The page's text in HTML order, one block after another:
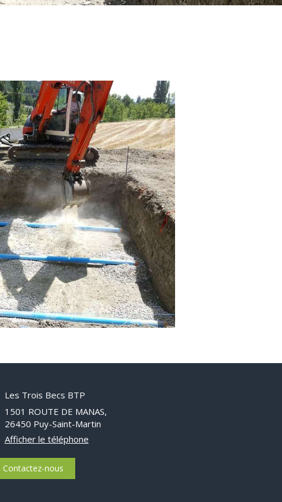
Les Trois Becs BTP
1501 ROUTE DE MANAS,
26450 Puy-Saint-Martin
Afficher le téléphone
Contactez-nous